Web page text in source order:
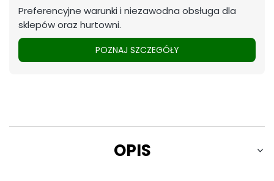
Preferencyjne warunki i niezawodna obsługa dla
sklepów oraz hurtowni.
POZNAJ SZCZEGÓŁY
OPIS